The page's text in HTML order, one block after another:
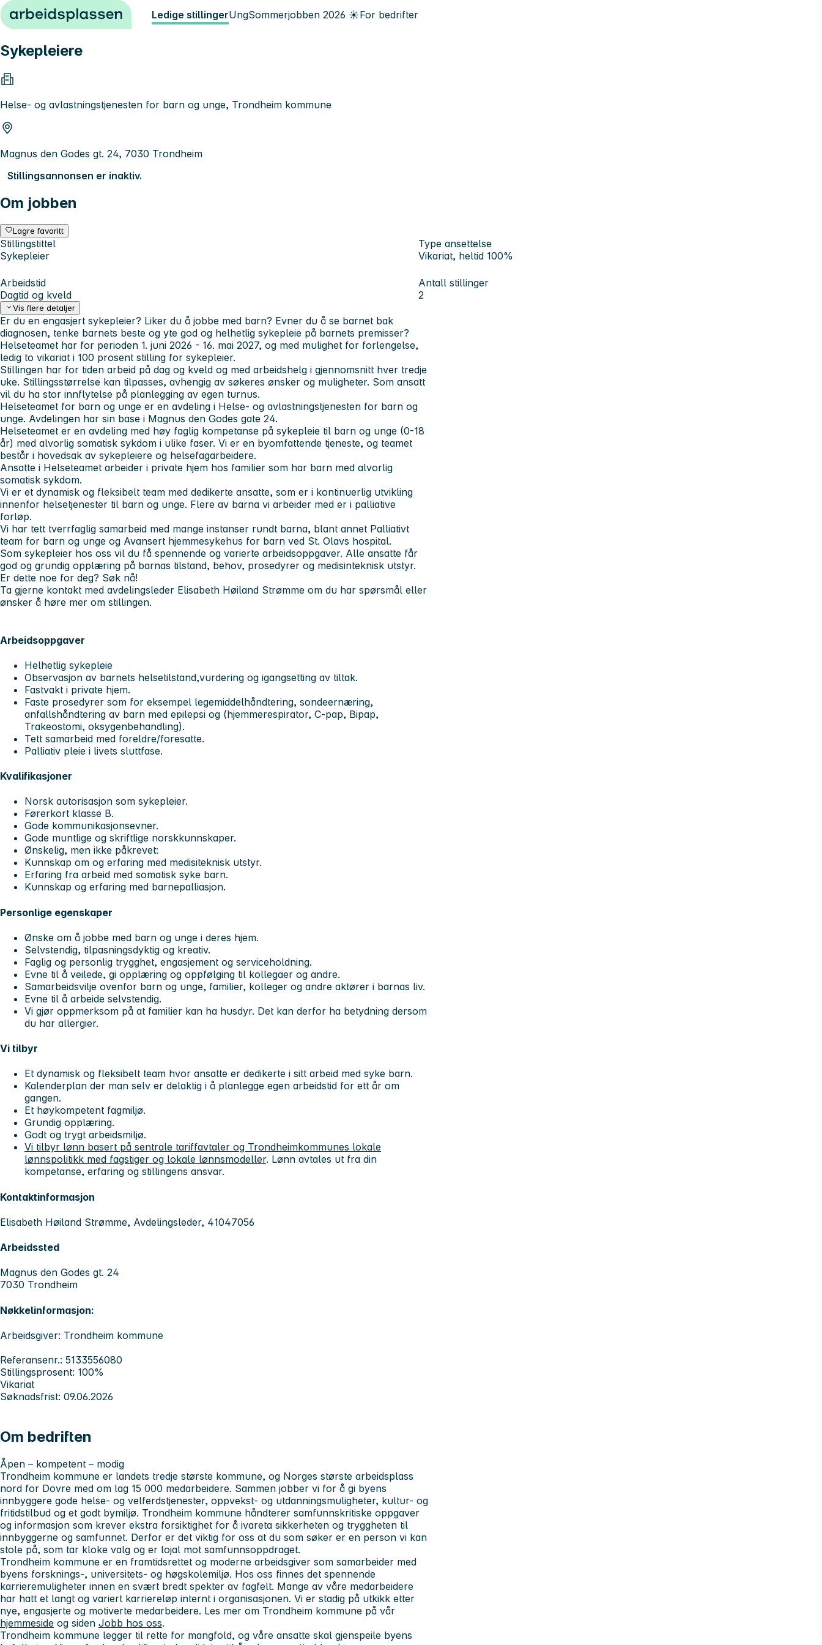
Hopp til innhold Ledige stillingerUngSommerjobben 2026 ☀️For bedrifter
Sykepleiere
Helse- og avlastningstjenesten for barn og unge, Trondheim kommune
Magnus den Godes gt. 24, 7030 Trondheim
Stillingsannonsen er inaktiv.
Om jobben
Lagre favoritt
Stillingstittel
Sykepleier
Type ansettelse
Vikariat, heltid 100%
Arbeidstid
Dagtid og kveld
Antall stillinger
2
Vis flere detaljer
Er du en engasjert sykepleier? Liker du å jobbe med barn? Evner du å se barnet bak
diagnosen, tenke barnets beste og yte god og helhetlig sykepleie på barnets premisser?
Helseteamet har for perioden 1. juni 2026 - 16. mai 2027, og med mulighet for forlengelse,
ledig to vikariat i 100 prosent stilling for sykepleier.
Stillingen har for tiden arbeid på dag og kveld og med arbeidshelg i gjennomsnitt hver tredje
uke. Stillingsstørrelse kan tilpasses, avhengig av søkeres ønsker og muligheter. Som ansatt
vil du ha stor innflytelse på planlegging av egen turnus.
Helseteamet for barn og unge er en avdeling i Helse- og avlastningstjenesten for barn og
unge. Avdelingen har sin base i Magnus den Godes gate 24.
Helseteamet er en avdeling med høy faglig kompetanse på sykepleie til barn og unge (0-18
år) med alvorlig somatisk sykdom i ulike faser. Vi er en byomfattende tjeneste, og teamet
består i hovedsak av sykepleiere og helsefagarbeidere.
Ansatte i Helseteamet arbeider i private hjem hos familier som har barn med alvorlig
somatisk sykdom.
Vi er et dynamisk og fleksibelt team med dedikerte ansatte, som er i kontinuerlig utvikling
innenfor helsetjenester til barn og unge. Flere av barna vi arbeider med er i palliative
forløp.
Vi har tett tverrfaglig samarbeid med mange instanser rundt barna, blant annet Palliativt
team for barn og unge og Avansert hjemmesykehus for barn ved St. Olavs hospital.
Som sykepleier hos oss vil du få spennende og varierte arbeidsoppgaver. Alle ansatte får
god og grundig opplæring på barnas tilstand, behov, prosedyrer og medisinteknisk utstyr.
Er dette noe for deg? Søk nå!
Ta gjerne kontakt med avdelingsleder Elisabeth Høiland Strømme om du har spørsmål eller
ønsker å høre mer om stillingen.
Arbeidsoppgaver
Helhetlig sykepleie
Observasjon av barnets helsetilstand,vurdering og igangsetting av tiltak.
Fastvakt i private hjem.
Faste prosedyrer som for eksempel legemiddelhåndtering, sondeernæring,
anfallshåndtering av barn med epilepsi og (hjemmerespirator, C-pap, Bipap,
Trakeostomi, oksygenbehandling).
Tett samarbeid med foreldre/foresatte.
Palliativ pleie i livets sluttfase.
Kvalifikasjoner
Norsk autorisasjon som sykepleier.
Førerkort klasse B.
Gode kommunikasjonsevner.
Gode muntlige og skriftlige norskkunnskaper.
Ønskelig, men ikke påkrevet:
Kunnskap om og erfaring med medisiteknisk utstyr.
Erfaring fra arbeid med somatisk syke barn.
Kunnskap og erfaring med barnepalliasjon.
Personlige egenskaper
Ønske om å jobbe med barn og unge i deres hjem.
Selvstendig, tilpasningsdyktig og kreativ.
Faglig og personlig trygghet, engasjement og serviceholdning.
Evne til å veilede, gi opplæring og oppfølging til kollegaer og andre.
Samarbeidsvilje ovenfor barn og unge, familier, kolleger og andre aktører i barnas liv.
Evne til å arbeide selvstendig.
Vi gjør oppmerksom på at familier kan ha husdyr. Det kan derfor ha betydning dersom
du har allergier.
Vi tilbyr
Et dynamisk og fleksibelt team hvor ansatte er dedikerte i sitt arbeid med syke barn.
Kalenderplan der man selv er delaktig i å planlegge egen arbeidstid for ett år om
gangen.
Et høykompetent fagmiljø.
Grundig opplæring.
Godt og trygt arbeidsmiljø.
Vi tilbyr lønn basert på sentrale tariffavtaler og Trondheimkommunes lokale
lønnspolitikk med fagstiger og lokale lønnsmodeller. Lønn avtales ut fra din
kompetanse, erfaring og stillingens ansvar.
Kontaktinformasjon
Elisabeth Høiland Strømme, Avdelingsleder, 41047056
Arbeidssted
Magnus den Godes gt. 24
7030 Trondheim
Nøkkelinformasjon:
Arbeidsgiver: Trondheim kommune
Referansenr.: 5133556080
Stillingsprosent: 100%
Vikariat
Søknadsfrist: 09.06.2026
Om bedriften
Åpen – kompetent – modig
Trondheim kommune er landets tredje største kommune, og Norges største arbeidsplass
nord for Dovre med om lag 15 000 medarbeidere. Sammen jobber vi for å gi byens
innbyggere gode helse- og velferdstjenester, oppvekst- og utdanningsmuligheter, kultur- og
fritidstilbud og et godt bymiljø. Trondheim kommune håndterer samfunnskritiske oppgaver
og informasjon som krever ekstra forsiktighet for å ivareta sikkerheten og tryggheten til
innbyggerne og samfunnet. Derfor er det viktig for oss at du som søker er en person vi kan
stole på, som tar kloke valg og er lojal mot samfunnsoppdraget.
Trondheim kommune er en framtidsrettet og moderne arbeidsgiver som samarbeider med
byens forsknings-, universitets- og høgskolemiljø. Hos oss finnes det spennende
karrieremuligheter innen en svært bredt spekter av fagfelt. Mange av våre medarbeidere
har hatt et langt og variert karriereløp internt i organisasjonen. Vi er stadig på utkikk etter
nye, engasjerte og motiverte medarbeidere. Les mer om Trondheim kommune på vår
hjemmeside og siden Jobb hos oss.
Trondheim kommune legger til rette for mangfold, og våre ansatte skal gjenspeile byens